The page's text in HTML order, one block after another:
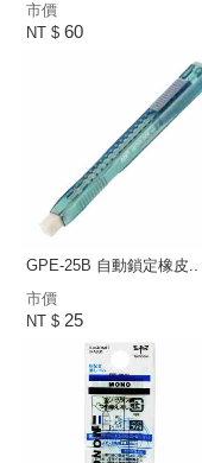
市價
NT $ 60
GPE-25B 自動鎖定橡皮..
市價
NT $ 25